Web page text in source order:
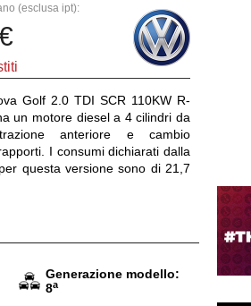
(esclusa ipt):
Golf 2.0 TDI SCR 110KW R-
un motore diesel a 4 cilindri da
anteriore e cambio
I consumi dichiarati dalla
questa versione sono di 21,7
Generazione modello:
8a